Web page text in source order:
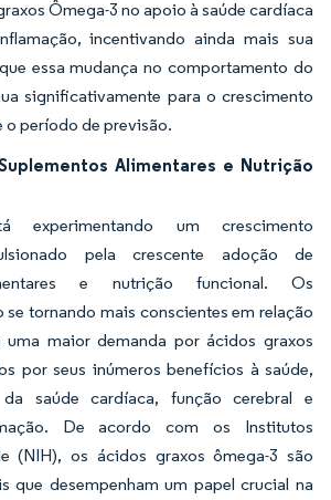
Ômega-3 no apoio à saúde cardíaca
incentivando ainda mais sua
essa mudança no comportamento do
significativamente para o crescimento
o período de previsão.
Alimentares e Nutrição
experimentando um crescimento
pela crescente adoção de
e nutrição funcional. Os
se tornando mais conscientes em relação
uma maior demanda por ácidos graxos
por seus inúmeros benefícios à saúde,
saúde cardíaca, função cerebral e
De acordo com os Institutos
(NIH), os ácidos graxos ômega-3 são
que desempenham um papel crucial na